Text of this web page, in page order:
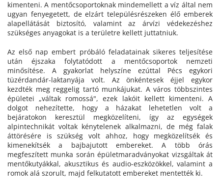
kimenteni. A mentőcsoportoknak mindemellett a víz által nem
ugyan fenyegetett, de elzárt településrészeken élő emberek
alapellátását biztosító, valamint az árvízi védekezéshez
szükséges anyagokat is a területre kellett juttatniuk.
Az első nap embert próbáló feladatainak sikeres teljesítése
után éjszaka folytatódott a mentőcsoportok nemzeti
minősítése. A gyakorlat helyszíne ezúttal Pécs egykori
tüzérdandár-laktanyája volt. Az önkéntesek éjjel egykor
kezdték meg reggelig tartó munkájukat. A város többszintes
épületei „váltak romossá", ezek lakóit kellett kimenteni. A
dolgot nehezítette, hogy a házakat lehetetlen volt a
bejáratokon keresztül megközelíteni, így az egységek
alpintechnikát voltak kénytelenek alkalmazni, de még falak
áttörésére is szükség volt ahhoz, hogy megközelítsék és
kimenekítsék a bajbajutott embereket. A több órás
megfeszített munka során épületmaradványokat vizsgáltak át
mentőkutyákkal, akusztikus és audio-eszközökkel, valamint a
romok alá szorult, majd felkutatott embereket mentették ki.